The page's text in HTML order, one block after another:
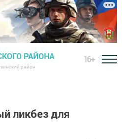
РАЙОНА
район
16+
ликбез для